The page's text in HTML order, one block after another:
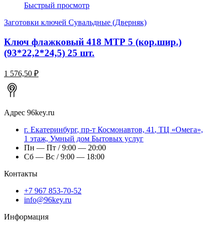
Быстрый просмотр
Заготовки ключей Сувальдные (Дверняк)
Ключ флажковый 418 МТР 5 (кор.шир.)
(93*22,2*24,5) 25 шт.
1 576,50 ₽
Адрес 96key.ru
г. Екатеринбург, пр-т Космонавтов, 41, ТЦ «Омега»,
1 этаж, Умный дом Бытовых услуг
Пн — Пт / 9:00 — 20:00
Сб — Вс / 9:00 — 18:00
Контакты
+7 967 853-70-52
info@96key.ru
Информация